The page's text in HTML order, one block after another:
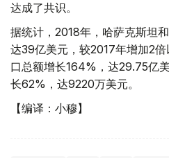
达成了共识。
据统计，2018年，哈萨克斯坦
达39亿美元，较2017年增加2
口总额增长164%，达29.75亿
长62%，达9220万美元。
【编译：小穆】